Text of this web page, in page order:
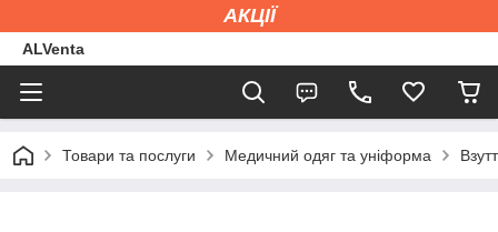
АКЦІЇ
ALVenta
Товари та послуги Медичний одяг та уніформа